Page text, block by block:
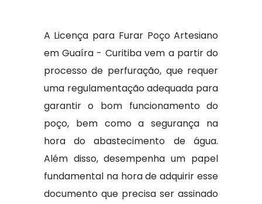
A Licença para Furar Poço Artesiano
em Guaíra - Curitiba vem a partir do
processo de perfuração, que requer
uma regulamentação adequada para
garantir o bom funcionamento do
poço, bem como a segurança na
hora do abastecimento de água.
Além disso, desempenha um papel
fundamental na hora de adquirir esse
documento que precisa ser assinado